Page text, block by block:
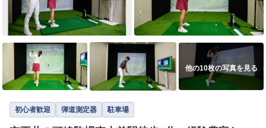
他の10枚の写真を見る
初心者歓迎 弾道測定器 駐車場